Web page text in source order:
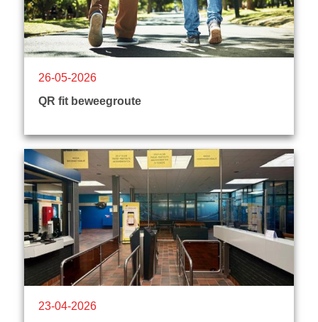
QR fit beweegroute
26-05-2026
23-04-2026